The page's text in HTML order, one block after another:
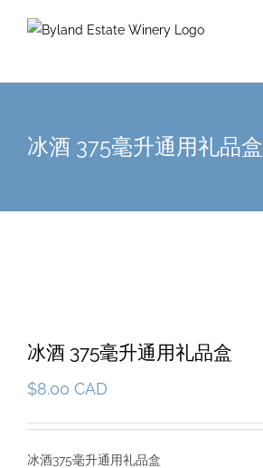
冰酒 375毫升通用礼品盒
冰酒 375毫升通用礼品盒
$8.00 CAD
冰酒375毫升通用礼品盒